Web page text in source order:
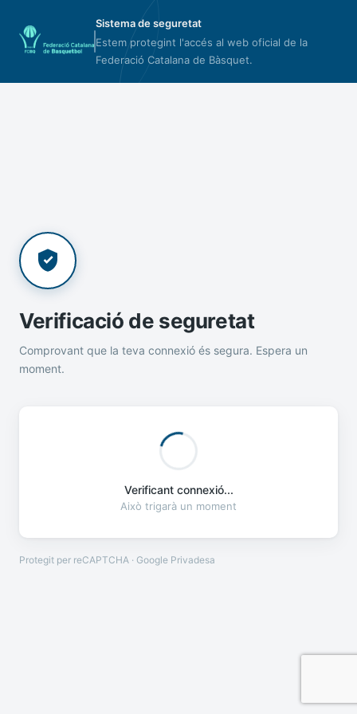
Sistema de seguretat
Estem protegint l'accés al web oficial de la
Federació Catalana de Bàsquet.
Verificació de seguretat
Comprovant que la teva connexió és segura. Espera un
moment.
Verificant connexió...
Això trigarà un moment
Protegit per reCAPTCHA · Google Privadesa